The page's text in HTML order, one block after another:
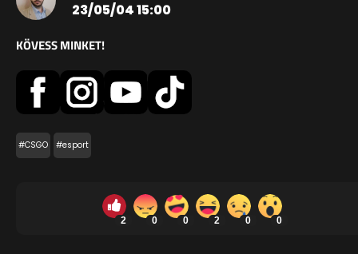
23/05/04 15:00
KÖVESS MINKET!
#CSGO #esport
2 0 0 2 0 0